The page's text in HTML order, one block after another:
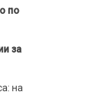
по
за
на